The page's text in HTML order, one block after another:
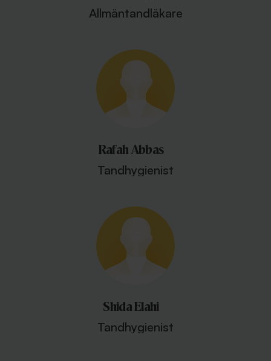
Allmäntandläkare
Rafah Abbas
Tandhygienist
Shida Elahi
Tandhygienist